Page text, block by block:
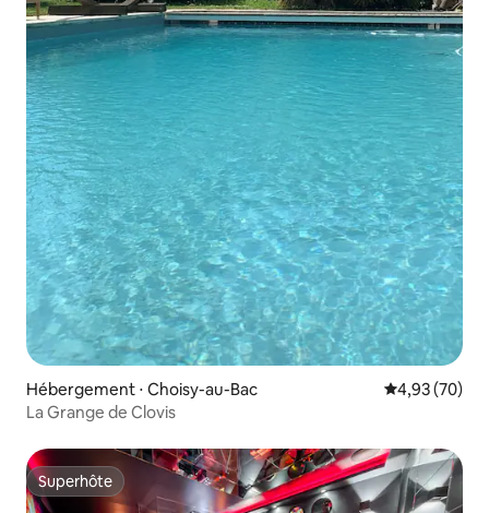
Hébergement ⋅ Choisy-au-Bac Évaluation
4,93 (70)
La Grange de Clovis
Superhôte
Superhôte